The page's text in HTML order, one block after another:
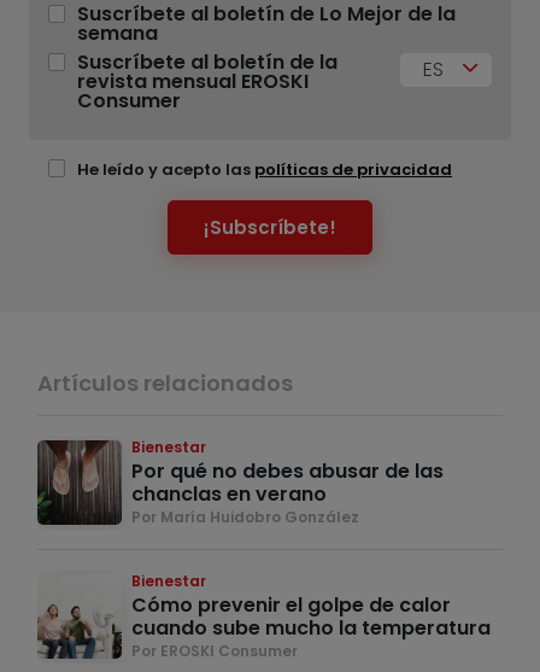
Suscríbete al boletín de Lo Mejor de la
semana
Suscríbete al boletín de la
revista mensual EROSKI
Consumer
ES
He leído y acepto las políticas de privacidad
¡Subscríbete!
Artículos relacionados
Bienestar
Por qué no debes abusar de las
chanclas en verano
Por María Huidobro González
Bienestar
Cómo prevenir el golpe de calor
cuando sube mucho la temperatura
Por EROSKI Consumer